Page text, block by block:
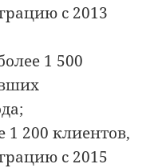
с 2013
1 500
1 200 клиентов,
с 2015